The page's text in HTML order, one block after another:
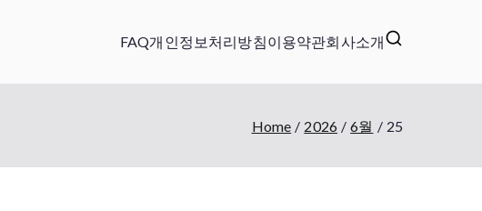
FAQ개인정보처리방침이용약관회사소개
Home 2026 6월 25